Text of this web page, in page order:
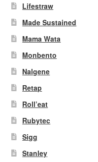
Lifestraw
Made Sustained
Mama Wata
Monbento
Nalgene
Retap
Roll’eat
Rubytec
Sigg
Stanley